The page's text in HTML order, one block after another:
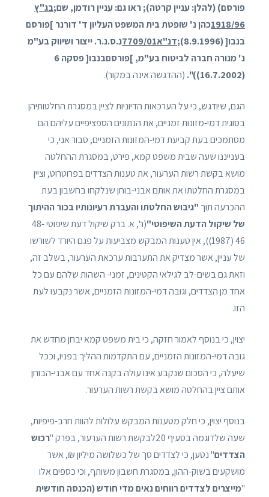
פורסם) (להלן: עניין קרטה); ראו גם: עניין רודמן, שם;בג"ץ
1918/96כהן נ' שופטת בית המשפט העליון ד' דורנר ]פורסם
בנבו[ (8.9.1996);
דנ"א7709/01
נ.ס.נ.ר. ייצור ושיווק בע"מ
נ' מנורה חברה לביטוח בע"מ, ]פורסםבנבו[ פסקה 6
(16.7.2002))".
(ההדגשה אינה במקור).
הגם, שיודגש, כי על הערכאות הדיוניות לציין במסגרת החלטותיהן
בסוגית דמי-מזונות זמניים, את הנתונים הספציפיים עליהם הם
מסתמכים בעת קביעת דמי-המזונות הזמניים, סבור אני, כי
בענייננו שעה שבית משפט קמא, פירט, במסגרת ההחלטה
מושא בקשת רשות הערעור, את טענות הצדדים בפרוטרוט, וציין
במסגרת החלטתו את אותם אבני-בוחן שנלקחו בחשבון בעת
ההכרעה תוך "גיבוש החלטתו והעברת רעיונותיו בכור ההיתוך
של שיקול הדעת השיפוטי"
(ר', א. ברק שיקול דעת שיפוטי 48-
46 (1987)), אין טענות המבקש מצביעות על פגם היורד לשורשו
של עניין, אשר מצדיק את התערבות ערכאת הערעור, בשלב זה,
וזאת גם בשים-לב לגילאי הקטינים, זמני- השהות שלהם עם כל
אחד מן הצדדים, וגובה דמי-המזונות הזמניים, אשר נקבעו לעת
הזו.
יצוין, כי בנוסף לאמור חזקה, כי בית משפט קמא יבחן מחדש את
גובה דמי-המזונות הזמניים, עם התקדמות ההליך בפניו, וככל
שיעלה, כי הסכום שנקבע אינו עולה בקנה אחד עם אבני-הבוחן
אותם ציין בהחלטה מושא בקשת רשות הערעור.
בנוסף יצוין, כי חלק מטענות המבקש עלולות להוות חרב-פיפיות,
שעה שלדוגמה בסעיף 20לבקשת רשות הערעור, בפרק "
רכוש
הצדדים" נטען, כי לצדדים סך של כשלושה מיליון ₪, אשר
מושקעים בשוק-ההון, במסגרת חשבון משותף, וכי כספים אלו
"מייצרים לצדדים רווחים נאים מדי חודש(הכנסה חודשית